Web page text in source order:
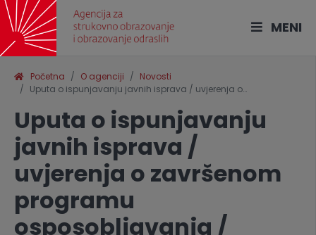
MENI
Početna O agenciji
Novosti
Uputa o ispunjavanju javnih isprava / uvjerenja o…
Uputa o ispunjavanju
javnih isprava /
uvjerenja o završenom
programu
osposobljavanja /